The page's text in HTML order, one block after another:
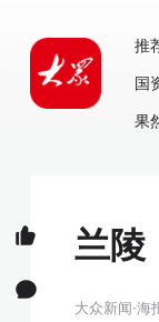
推
国
果
兰陵
大众新闻·海